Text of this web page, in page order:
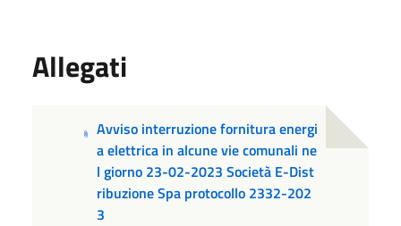
Allegati
Avviso interruzione fornitura energi
a elettrica in alcune vie comunali ne
l giorno 23-02-2023 Società E-Dist
ribuzione Spa protocollo 2332-202
3